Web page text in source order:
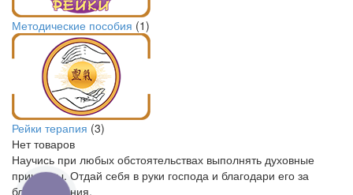
Методические пособия (1)
Рейки терапия (3)
Нет товаров
Научись при любых обстоятельствах выполнять духовные
принципы. Отдай себя в руки господа и благодари его за
благословения.